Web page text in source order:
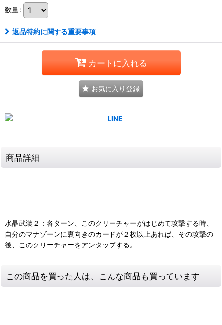
数量:
返品特約に関する重要事項
カートに入れる
お気に入り登録
商品詳細
水晶武装２：各ターン、このクリーチャーがはじめて攻撃する時、
自分のマナゾーンに裏向きのカードが２枚以上あれば、その攻撃の
後、このクリーチャーをアンタップする。
この商品を買った人は、こんな商品も買っています